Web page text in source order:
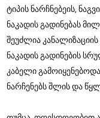
ტიპის ნარჩნებეის,
ნაკადის გადინებას
შეუძლია
ნაკადის გადინების
კაბელი
ნარჩენებს შლის და